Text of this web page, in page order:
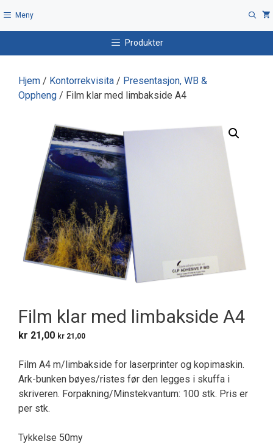
til
Meny
Produkter
Hjem / Kontorrekvisita / Presentasjon, WB &
Oppheng / Film klar med limbakside A4
Film klar med limbakside A4
kr 21,00 kr 21,00
Film A4 m/limbakside for laserprinter og kopimaskin.
Ark-bunken bøyes/ristes før den legges i skuffa i
skriveren. Forpakning/Minstekvantum: 100 stk. Pris er
per stk.
Tykkelse 50my